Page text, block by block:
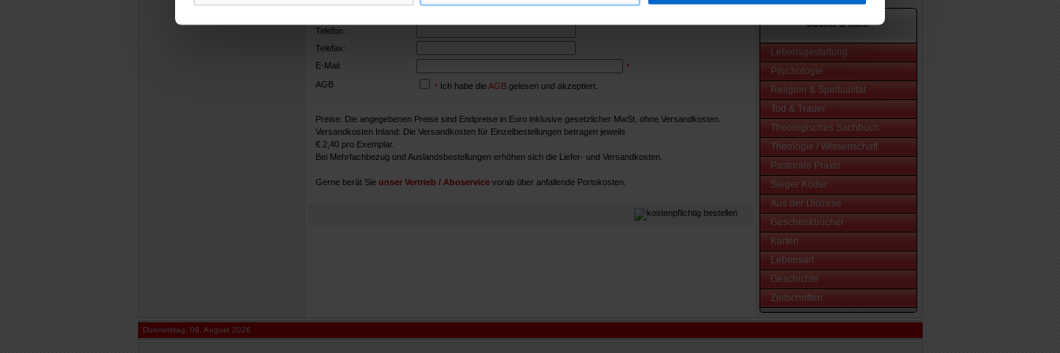
Telefon:
Telefax:
E-Mail:
*
AGB *Ich habe dieAGBgelesen und akzeptiert.
Preise: Die angegebenen Preise sind Endpreise in Euro inklusive gesetzlicher MwSt. ohne Versandkosten.
Versandkosten Inland: Die Versandkosten für Einzelbestellungen betragen jeweils
€ 2,40 pro Exemplar.
Bei Mehrfachbezug und Auslandsbestellungen erhöhen sich die Liefer- und Versandkosten.
Gerne berät Sie unser Vertrieb / Aboservicevorab über anfallende Portokosten.
Bücher & mehr
Lebensgestaltung
Psychologie
Religion & Spiritualität
Tod & Trauer
Theologisches Sachbuch
Theologie / Wissenschaft
Pastorale Praxis
Sieger Köder
Aus der Diözese
Geschenkbücher
Karten
Lebensart
Geschichte
Zeitschriften
Donnerstag, 06. August 2026